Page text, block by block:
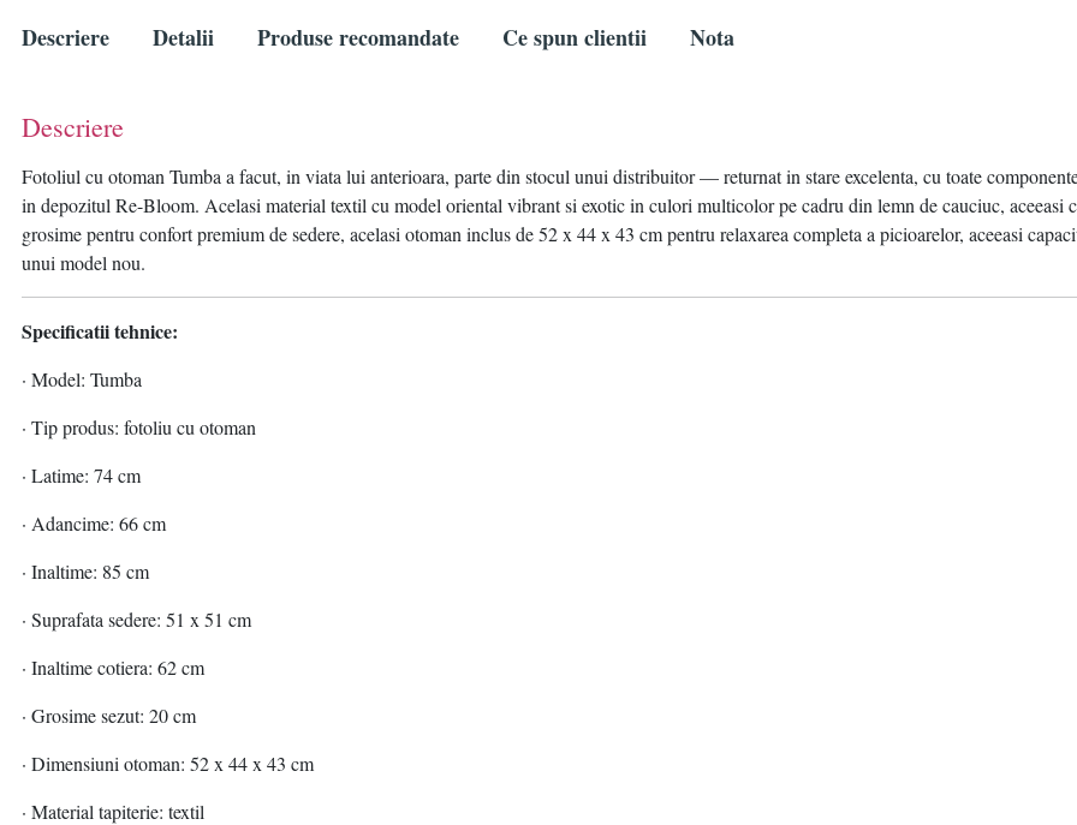
Descriere Detalii Produse recomandate Ce spun clientii Nota
Descriere
Fotoliul cu otoman Tumba a facut, in viata lui anterioara, parte din stocul unui distribuitor — returnat in stare excelenta, cu toate
in depozitul Re-Bloom. Acelasi material textil cu model oriental vibrant si exotic in culori multicolor pe cadru din lemn de cauciuc, aceeasi
grosime pentru confort premium de sedere, acelasi otoman inclus de 52 x 44 x 43 cm pentru relaxarea completa a picioarelor, aceeasi
unui model nou.
Specificatii tehnice:
· Model: Tumba
· Tip produs: fotoliu cu otoman
· Latime: 74 cm
· Adancime: 66 cm
· Inaltime: 85 cm
· Suprafata sedere: 51 x 51 cm
· Inaltime cotiera: 62 cm
· Grosime sezut: 20 cm
· Dimensiuni otoman: 52 x 44 x 43 cm
· Material tapiterie: textil